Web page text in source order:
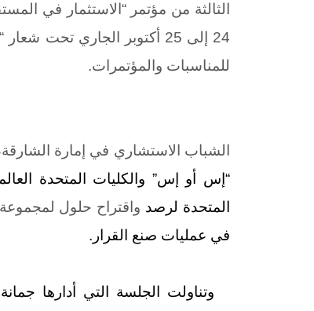
الثالثة من مؤتمر“ الاستثمار في
24 إلى 25 أكتوبر الجاري تحت شعار
للمناسبات والمؤتمرات.
الشباب الاستشاري في إمارة الشارقة،
“إس أو إس” والكليات المتحدة
المتحدة لرصد واقتراح حلول
في عمليات صنع القرار.
وتناولت الجلسة التي أدارها